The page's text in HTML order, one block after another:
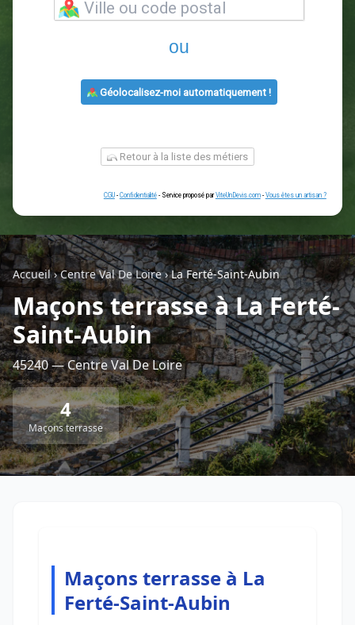
Entrez le code postal ou la
ou
Retour à la liste des métiers
CGU- Confidentialité- Service proposé parViteUnDevis.com -Vous
Accueil›Centre Val De Loire›La Ferté-Saint-Aubin
Maçons terrasse à La Ferté-
Saint-Aubin
45240 — Centre Val De Loire
4
Maçons terrasse
Maçons terrasse à La
Ferté-Saint-Aubin